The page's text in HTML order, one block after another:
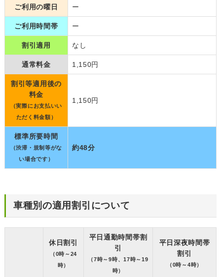
ご利用の曜日 ー
ご利用時間帯 ー
割引適用 なし
通常料金 1,150円
割引等適用後の
料金
（実際にお支払いい
ただく料金額）
1,150円
標準所要時間
（渋滞・規制等がな
い場合です）
約48分
車種別の適用割引について
休日割引
（0時～24
時）
平日通勤時間帯割
引
（7時～9時、17時～19
時）
平日深夜時間帯
割引
（0時～4時）